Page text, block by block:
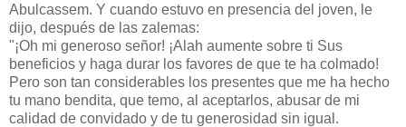
Abulcassem. Y cuando estuvo en presencia del joven, le
dijo, después de las zalemas:
"¡Oh mi generoso señor! ¡Alah aumente sobre ti Sus
beneficios y haga durar los favores de que te ha colmado!
Pero son tan considerables los presentes que me ha hecho
tu mano bendita, que temo, al aceptarlos, abusar de mi
calidad de convidado y de tu generosidad sin igual.